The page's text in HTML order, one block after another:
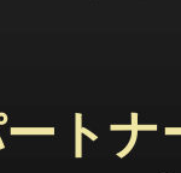
トナ